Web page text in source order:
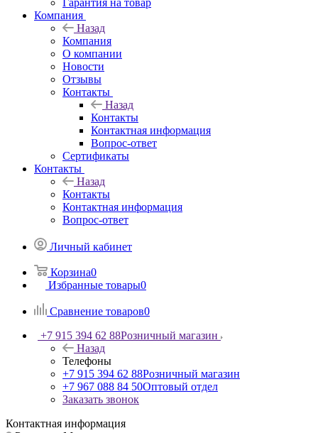
Гарантия на товар
Компания
Назад
Компания
О компании
Новости
Отзывы
Контакты
Назад
Контакты
Контактная информация
Вопрос-ответ
Сертификаты
Контакты
Назад
Контакты
Контактная информация
Вопрос-ответ
Личный кабинет
Корзина0
Избранные товары0
Сравнение товаров0
+7 915 394 62 88Розничный магазин
Назад
Телефоны
+7 915 394 62 88Розничный магазин
+7 967 088 84 50Оптовый отдел
Заказать звонок
Контактная информация